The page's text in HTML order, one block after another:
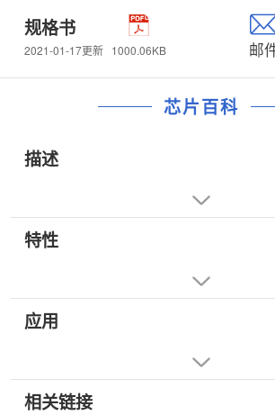
规格书
2021-01-17更新 1000.06KB 邮
芯片百科
描述
特性
应用
相关链接